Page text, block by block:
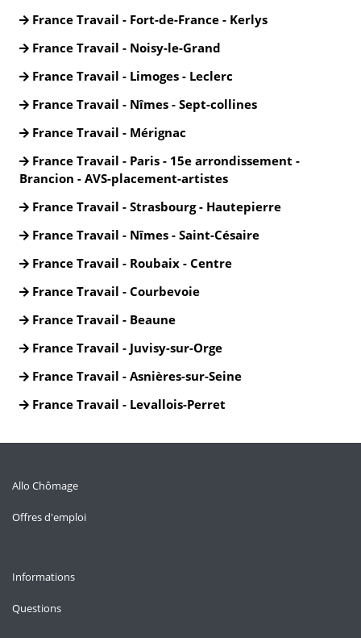
France Travail - Fort-de-France - Kerlys
France Travail - Noisy-le-Grand
France Travail - Limoges - Leclerc
France Travail - Nîmes - Sept-collines
France Travail - Mérignac
France Travail - Paris - 15e arrondissement -
Brancion - AVS-placement-artistes
France Travail - Strasbourg - Hautepierre
France Travail - Nîmes - Saint-Césaire
France Travail - Roubaix - Centre
France Travail - Courbevoie
France Travail - Beaune
France Travail - Juvisy-sur-Orge
France Travail - Asnières-sur-Seine
France Travail - Levallois-Perret
Allo Chômage
Offres d'emploi
Informations
Questions